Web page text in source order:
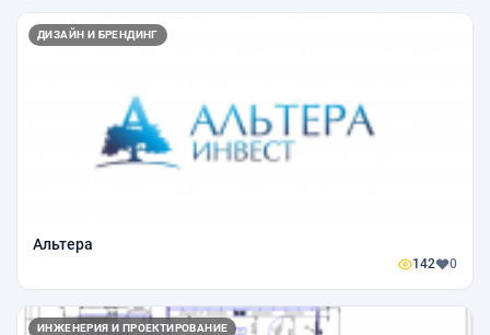
ДИЗАЙН И БРЕНДИНГ
Альтера
142 0
ИНЖЕНЕРИЯ И ПРОЕКТИРОВАНИЕ